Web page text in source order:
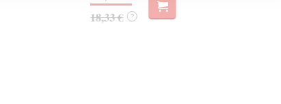
18,33 € ?